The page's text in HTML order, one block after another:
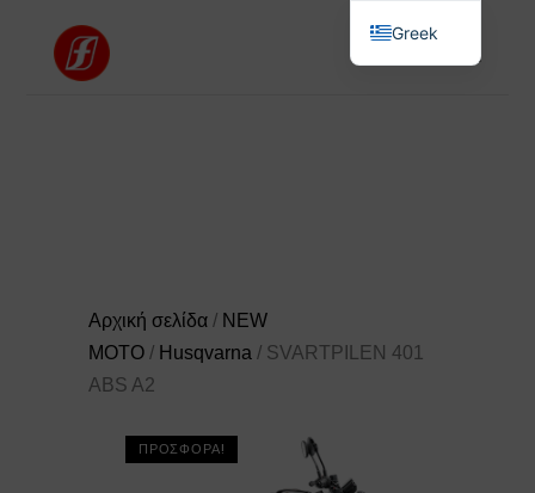
Αρχική σελίδα / NEW
MOTO / Husqvarna / SVARTPILEN 401
ABS A2
ΠΡΟΣΦΟΡΆ!
Greek
English